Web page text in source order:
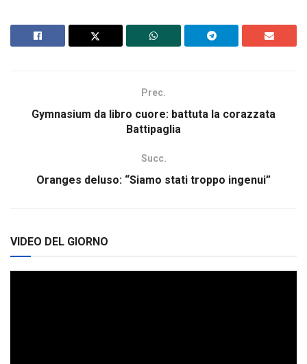
Prec.
Gymnasium da libro cuore: battuta la corazzata
Battipaglia
Succ.
Oranges deluso: “Siamo stati troppo ingenui”
VIDEO DEL GIORNO